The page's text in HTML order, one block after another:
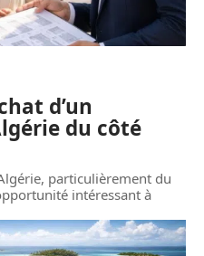
d’un
du côté
particulièrement du
intéressant à